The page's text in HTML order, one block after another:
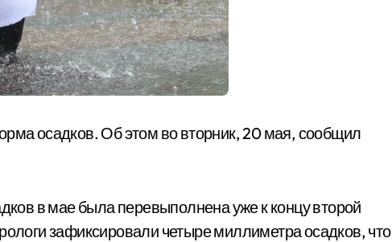
осадков. Об этом во вторник, 20 мая, сообщил
в мае была перевыполнена уже к концу второй
зафиксировали четыре миллиметра осадков, что